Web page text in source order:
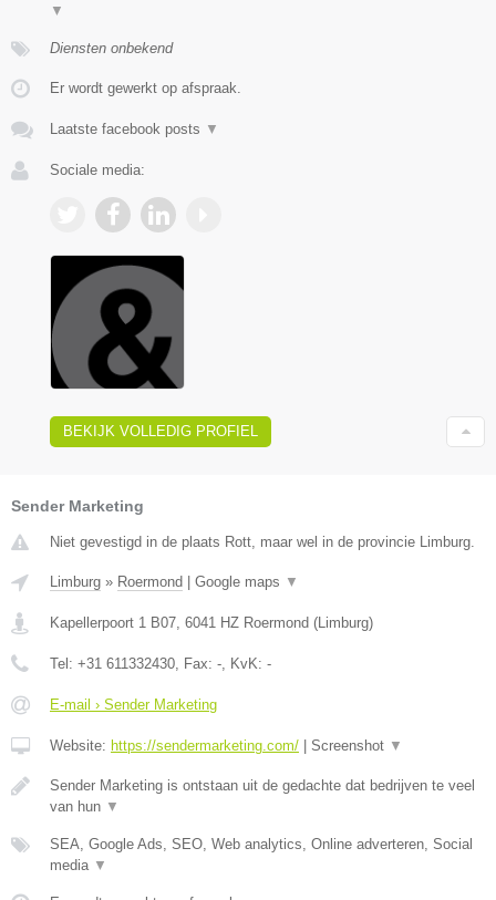
▼
Diensten onbekend
Er wordt gewerkt op afspraak.
Laatste facebook posts ▼
Sociale media:
BEKIJK VOLLEDIG PROFIEL
Sender Marketing
Niet gevestigd in de plaats Rott, maar wel in de provincie Limburg.
Limburg » Roermond Google maps ▼
Kapellerpoort 1 B07 6041 HZ Roermond ( Limburg)
Tel: +31 611332430 , Fax: - , KvK: -
E-mail › Sender Marketing
Website: https://sendermarketing.com/ Screenshot ▼
Sender Marketing is ontstaan uit de gedachte dat bedrijven te veel
van hun ▼
SEA, Google Ads, SEO, Web analytics, Online adverteren, Social
media ▼